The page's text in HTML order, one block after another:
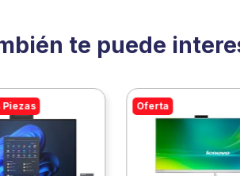
te puede
Piezas Oferta